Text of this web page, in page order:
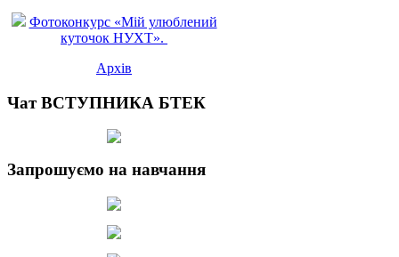
Фотоконкурс «Мій улюблений
куточок НУХТ».
Архів
Чат ВСТУПНИКА БТЕК
Запрошуємо на навчання